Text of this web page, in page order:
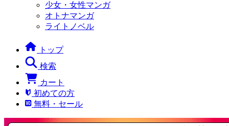
少女・女性マンガ
オトナマンガ
ライトノベル
トップ
検索
カート
初めての方
無料・セール